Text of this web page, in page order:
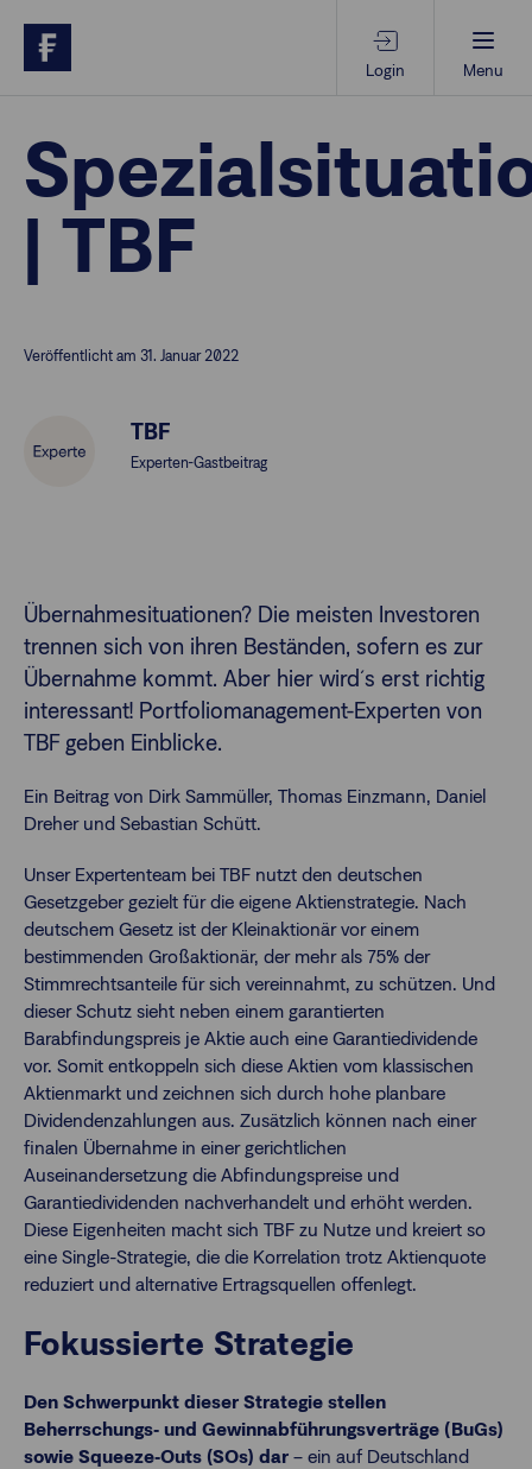
Login Menu
Beratungs-Tools
Anlagethemen
Ansprechpartner
Finanzberatende
Anlegende
Newsletter
Kontakt
Login
| TBF
Veröffentlicht am 31. Januar 2022
TBF
Experten-Gastbeitrag
Übernahmesituationen? Die meisten Investoren
trennen sich von ihren Beständen, sofern es zur
Übernahme kommt. Aber hier wird´s erst richtig
interessant! Portfoliomanagement-Experten von
TBF geben Einblicke.
Ein Beitrag von Dirk Sammüller, Thomas Einzmann, Daniel
Dreher und Sebastian Schütt.
Unser Expertenteam bei TBF nutzt den deutschen
Gesetzgeber gezielt für die eigene Aktienstrategie. Nach
deutschem Gesetz ist der Kleinaktionär vor einem
bestimmenden Großaktionär, der mehr als 75% der
Stimmrechtsanteile für sich vereinnahmt, zu schützen. Und
dieser Schutz sieht neben einem garantierten
Barabfindungspreis je Aktie auch eine Garantiedividende
vor. Somit entkoppeln sich diese Aktien vom klassischen
Aktienmarkt und zeichnen sich durch hohe planbare
Dividendenzahlungen aus. Zusätzlich können nach einer
finalen Übernahme in einer gerichtlichen
Auseinandersetzung die Abfindungspreise und
Garantiedividenden nachverhandelt und erhöht werden.
Diese Eigenheiten macht sich TBF zu Nutze und kreiert so
eine Single-Strategie, die die Korrelation trotz Aktienquote
reduziert und alternative Ertragsquellen offenlegt.
Fokussierte Strategie
Den Schwerpunkt dieser Strategie stellen
Beherrschungs‐ und Gewinnabführungsverträge (BuGs)
sowie Squeeze‐Outs (SOs) dar – ein auf Deutschland